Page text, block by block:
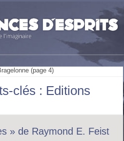
(page 4)
clés : Editions
» de Raymond E. Feist